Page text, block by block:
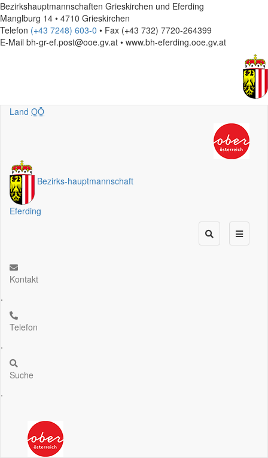
Bezirkshauptmannschaften Grieskirchen und Eferding
Manglburg 14 • 4710 Grieskirchen
Telefon (+43 7248) 603-0 • Fax (+43 732) 7720-264399
E-Mail bh-gr-ef.post@ooe.gv.at • www.bh-eferding.ooe.gv.at
Land OÖ
Bezirks-hauptmannschaft
Eferding
Kontakt
.
Telefon
.
Suche
.